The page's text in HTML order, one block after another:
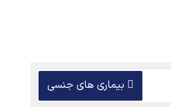
بیماری های جنسی